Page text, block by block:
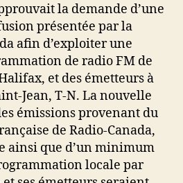
la demande d’une
présentée par la
afin d’exploiter une
de radio FM de
et des émetteurs à
Jean, T-N. La nouvelle
émissions provenant du
de Radio-Canada,
ainsi que d’un minimum
locale par